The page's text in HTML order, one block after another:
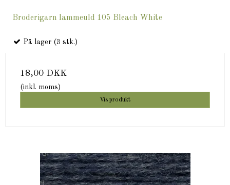
Broderigarn lammeuld 105 Bleach White
På lager (3 stk.)
18,00 DKK
(inkl. moms)
Vis produkt